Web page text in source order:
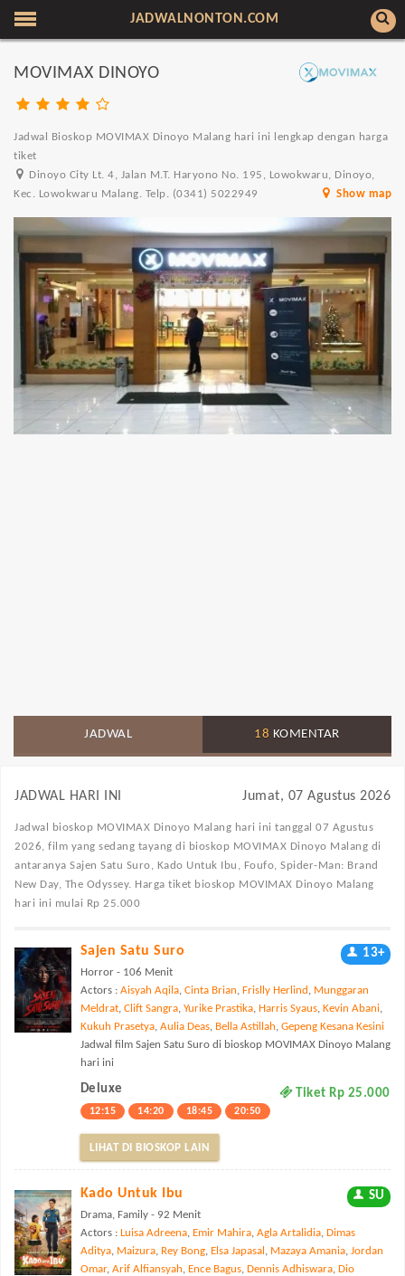
JADWALNONTON.COM
MOVIMAX DINOYO
Jadwal Bioskop MOVIMAX Dinoyo Malang hari ini lengkap dengan harga
tiket
Dinoyo City Lt. 4, Jalan M.T. Haryono No. 195, Lowokwaru, Dinoyo,
Kec. Lowokwaru Malang. Telp. (0341) 5022949
Show map
JADWAL 18 KOMENTAR
JADWAL HARI INI Jumat, 07 Agustus 2026
Jadwal bioskop MOVIMAX Dinoyo Malang hari ini tanggal 07 Agustus
2026, film yang sedang tayang di bioskop MOVIMAX Dinoyo Malang di
antaranya Sajen Satu Suro, Kado Untuk Ibu, Foufo, Spider-Man: Brand
New Day, The Odyssey. Harga tiket bioskop MOVIMAX Dinoyo Malang
hari ini mulai Rp 25.000
Sajen Satu Suro 13+
Horror - 106 Menit
Actors : Aisyah Aqila, Cinta Brian, Frislly Herlind , Munggaran
Meldrat, Clift Sangra, Yurike Prastika, Harris Syaus, Kevin Abani,
Kukuh Prasetya, Aulia Deas, Bella Astillah, Gepeng Kesana Kesini
Jadwal film Sajen Satu Suro di bioskop MOVIMAX Dinoyo Malang
hari ini
Deluxe Tiket Rp 25.000
12:15 14:20 18:45 20:50
LIHAT DI BIOSKOP LAIN
Kado Untuk Ibu SU
Drama, Family - 92 Menit
Actors : Luisa Adreena, Emir Mahira, Agla Artalidia, Dimas
Aditya, Maizura, Rey Bong, Elsa Japasal , Mazaya Amania, Jordan
Omar, Arif Alfiansyah, Ence Bagus, Dennis Adhiswara, Dio